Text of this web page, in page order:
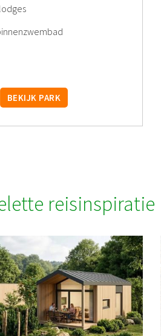
BEKIJK PARK
reisinspiratie